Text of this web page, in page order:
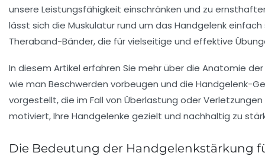
unsere Leistungsfähigkeit einschränken und zu
lässt sich die Muskulatur rund um das Handgelenk
Theraband-Bänder, die für vielseitige und effektive
In diesem Artikel erfahren Sie mehr über die Anatomie
wie man Beschwerden vorbeugen und die Handgelenk-
vorgestellt, die im Fall von Überlastung oder
motiviert, Ihre Handgelenke gezielt und nachhaltig zu
Die Bedeutung der Handgelenkstärkung